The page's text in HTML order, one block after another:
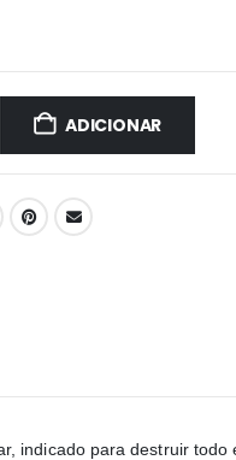
ADICIONAR
indicado para destruir